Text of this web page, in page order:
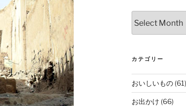
カテゴリー
おいしいもの(61)
お出かけ (66)